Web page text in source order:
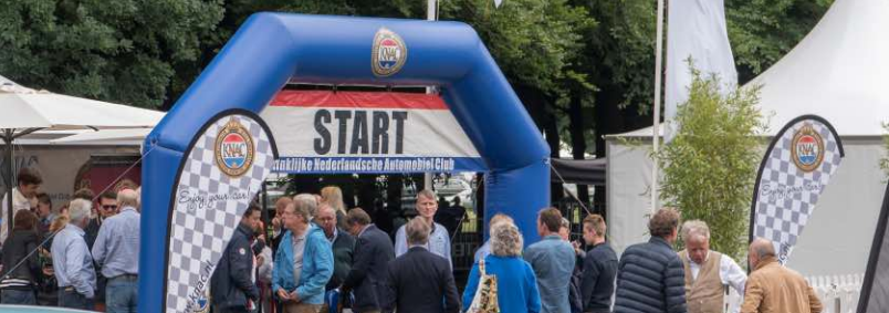
Bezoekers vandaag : 688Gisteren : 664 Contact Zoeken Winkelwagen 0
Winkel Leden bieden aan Word nu lid! Opzeggen Pech melden